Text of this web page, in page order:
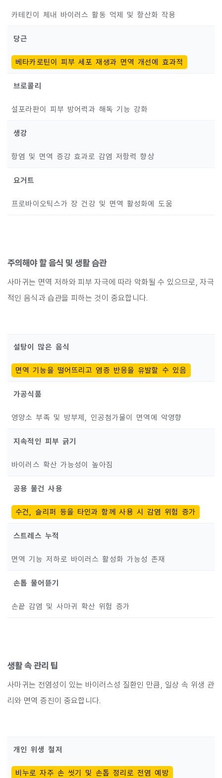
카테킨이 체내 바이러스 활동 억제 및 항산화 작용
당근
베타카로틴이 피부 세포 재생과 면역 개선에 효과적
브로콜리
설포라판이 피부 방어력과 해독 기능 강화
생강
항염 및 면역 증강 효과로 감염 저항력 향상
요거트
프로바이오틱스가 장 건강 및 면역 활성화에 도움
주의해야 할 음식 및 생활 습관
사마귀는 면역 저하와 피부 자극에 따라 악화될 수 있으므로, 자극
적인 음식과 습관을 피하는 것이 중요합니다.
설탕이 많은 음식
면역 기능을 떨어뜨리고 염증 반응을 유발할 수 있음
가공식품
영양소 부족 및 방부제, 인공첨가물이 면역에 악영향
지속적인 피부 긁기
바이러스 확산 가능성이 높아짐
공용 물건 사용
수건, 슬리퍼 등을 타인과 함께 사용 시 감염 위험 증가
스트레스 누적
면역 기능 저하로 바이러스 활성화 가능성 존재
손톱 물어뜯기
손끝 감염 및 사마귀 확산 위험 증가
생활 속 관리 팁
사마귀는 전염성이 있는 바이러스성 질환인 만큼, 일상 속 위생 관
리와 면역 증진이 중요합니다.
개인 위생 철저
비누로 자주 손 씻기 및 손톱 정리로 전염 예방